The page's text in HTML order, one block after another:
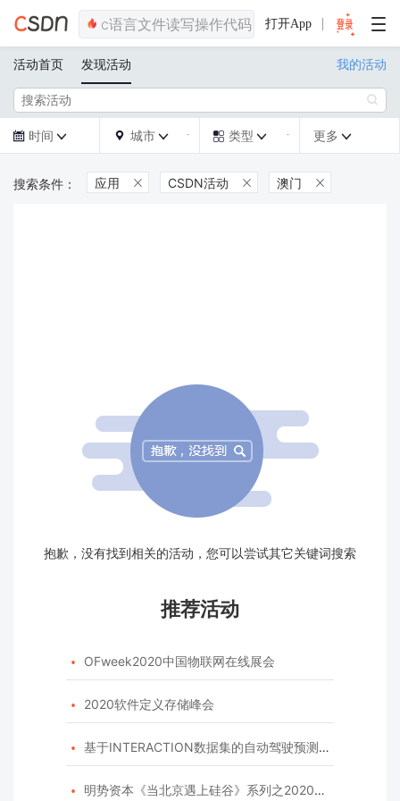
打开App
活动首页 发现活动 我的活动

 时间   城市   类型  更多 
应用  CSDN活动  澳门 
抱歉，没有找到相关的活动，您可以尝试其它关键词搜索
推荐活动
 OFweek2020中国物联网在线展会
 2020软件定义存储峰会
 基于INTERACTION数据集的自动驾驶预测模型挑战赛
 明势资本《当北京遇上硅谷》系列之2020年度开源峰会